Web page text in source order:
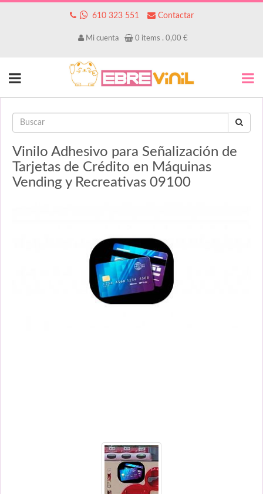
610 323 551 Contactar
Mi cuenta 0 items . 0,00 €
Vinilo Adhesivo para Señalización de
Tarjetas de Crédito en Máquinas
Vending y Recreativas 09100